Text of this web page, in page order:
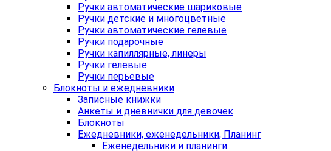
Ручки автоматические шариковые
Ручки детские и многоцветные
Ручки автоматические гелевые
Ручки подарочные
Ручки капиллярные, линеры
Ручки гелевые
Ручки перьевые
Блокноты и ежедневники
Записные книжки
Анкеты и дневнички для девочек
Блокноты
Ежедневники, еженедельники, Планинг
Еженедельники и планинги